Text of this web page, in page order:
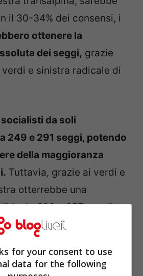
il 30-34% dei consensi, i
ottenere la
dei seggi, grazie
verdi e sinistra radicale di
socialisti da soli
249 e 291 seggi, potendo
della maggioranza
Tuttavia, grazie ai verdi e
otterrebbe una
da 303 a 357 seggi.
dovrebbe attestarsi
al Fronte
for your consent to use
data for the following